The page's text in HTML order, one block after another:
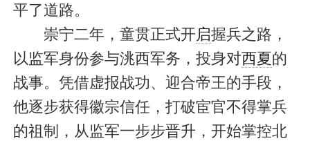
平了道路。
崇宁二年，童贯正式开启握兵之路，
以监军身份参与洮西军务，投身对西夏的
战事。凭借虚报战功、迎合帝王的手段，
他逐步获得徽宗信任，打破宦官不得掌兵
的祖制，从监军一步步晋升，开始掌控北